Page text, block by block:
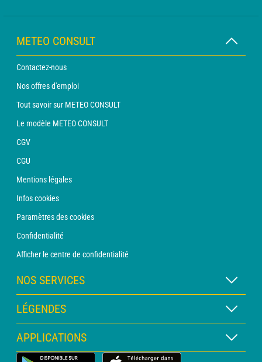
METEO CONSULT
Contactez-nous
Nos offres d'emploi
Tout savoir sur METEO CONSULT
Le modèle METEO CONSULT
CGV
CGU
Mentions légales
Infos cookies
Paramètres des cookies
Confidentialité
Afficher le centre de confidentialité
NOS SERVICES
Abonnement METEO Xpert
Abonnement METEO PRO
Consultation avec un prévisionniste
LÉGENDES
Légende des cartes
Légende des pictogrammes
APPLICATIONS